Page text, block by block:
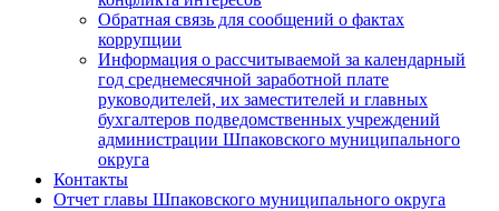
Обратная связь для сообщений о фактах
коррупции
Информация о рассчитываемой за календарный
год среднемесячной заработной плате
руководителей, их заместителей и главных
бухгалтеров подведомственных учреждений
администрации Шпаковского муниципального
округа
Контакты
Отчет главы Шпаковского муниципального округа